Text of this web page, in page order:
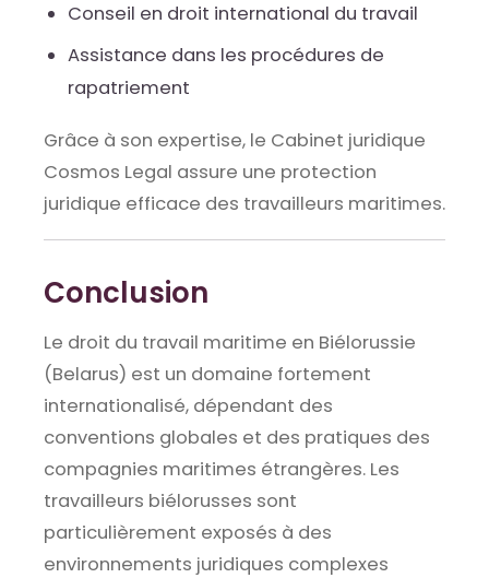
Conseil en droit international du travail
Assistance dans les procédures de
rapatriement
Grâce à son expertise, le Cabinet juridique
Cosmos Legal assure une protection
juridique efficace des travailleurs maritimes.
Conclusion
Le droit du travail maritime en Biélorussie
(Belarus) est un domaine fortement
internationalisé, dépendant des
conventions globales et des pratiques des
compagnies maritimes étrangères. Les
travailleurs biélorusses sont
particulièrement exposés à des
environnements juridiques complexes